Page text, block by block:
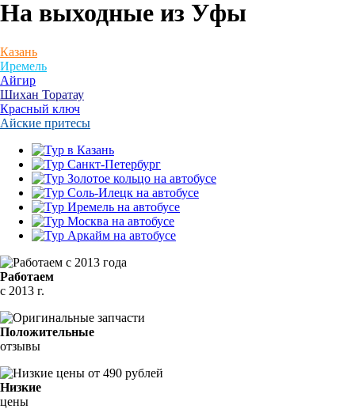
На выходные из Уфы
Казань
Иремель
Айгир
Шихан Торатау
Красный ключ
Айские притесы
Работаем
с 2013 г.
Положительные
отзывы
Низкие
цены